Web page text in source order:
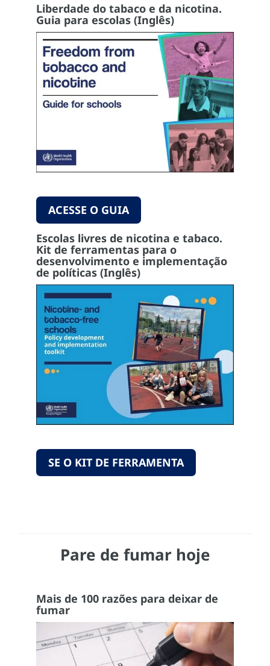
Liberdade do tabaco e da nicotina.
Guia para escolas (Inglês)
ACESSE O GUIA
Escolas livres de nicotina e tabaco.
Kit de ferramentas para o
desenvolvimento e implementação
de políticas (Inglês)
SE O KIT DE FERRAMENTA
Pare de fumar hoje
Mais de 100 razões para deixar de
fumar